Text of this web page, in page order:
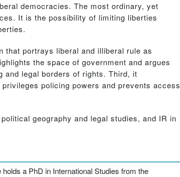
democracies. The most ordinary, yet
It is the possibility of limiting liberties
that portrays liberal and illiberal rule as
the space of government and argues
and legal borders of rights. Third, it
policing powers and prevents access
geography and legal studies, and IR in
a PhD in International Studies from the